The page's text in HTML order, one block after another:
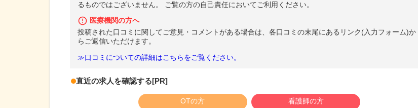
るものではございません。 ご覧の方の自己責任においてご利用ください。
医療機関の方へ
投稿された口コミに関してご意見・コメントがある場合は、各口コミの末尾にあるリンク(入力フォーム)か
らご返信いただけます。
≫口コミについての詳細はこちらをご覧ください。
直近の求人を確認する[PR]
OTの方 看護師の方